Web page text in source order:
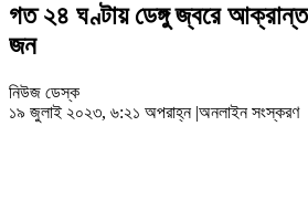
গত ২৪ ঘণ্টায় ডেঙ্গু জ্বরে আক্রান্ত
জন
নিউজ ডেস্ক
১৯ জুলাই ২০২৩, ৬:২১ অপরাহ্ন |অনলাইন সংস্করণ